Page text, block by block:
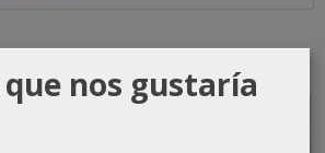
nos gustaría